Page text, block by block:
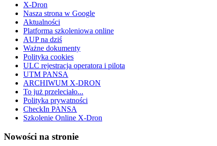
X-Dron
Nasza strona w Google
Aktualności
Platforma szkoleniowa online
AUP na dziś
Ważne dokumenty
Polityka cookies
ULC rejestracja operatora i pilota
UTM PANSA
ARCHIWUM X-DRON
To już przeleciało...
Polityka prywatności
CheckIn PANSA
Szkolenie Online X-Dron
Nowości na stronie